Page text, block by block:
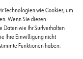
Technologien wie Cookies, um
Wenn Sie diesen
Daten wie Ihr Surfverhalten
Ihre Einwilligung nicht
Funktionen haben.